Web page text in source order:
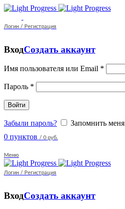
Логин / Регистрация
ВходСоздать аккаунт
Имя пользователя или Email *
Пароль *
Войти
Забыли пароль?
Запомнить меня
0 пунктов / 0 руб.
Меню
Логин / Регистрация
ВходСоздать аккаунт